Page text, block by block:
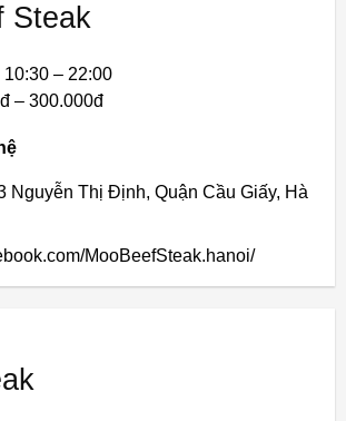
Steak
– 22:00
– 300.000đ
Nguyễn Thị Định, Quận Cầu Giấy, Hà
MooBeefSteak.hanoi/